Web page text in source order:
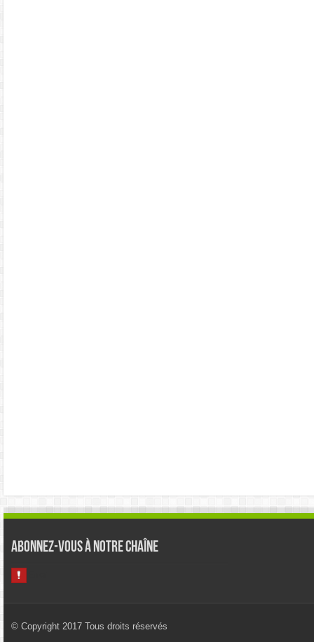
Abonnez-vous à notre chaîne
© Copyright 2017 Tous droits réservés